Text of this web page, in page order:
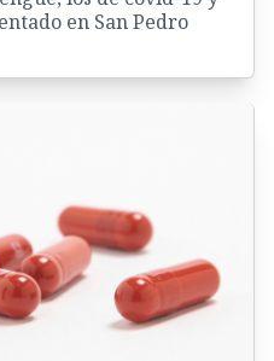
en San Pedro